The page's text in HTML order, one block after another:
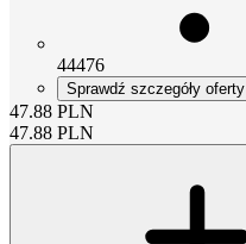
44476
Sprawdź szczegóły oferty
47.88 PLN
47.88 PLN